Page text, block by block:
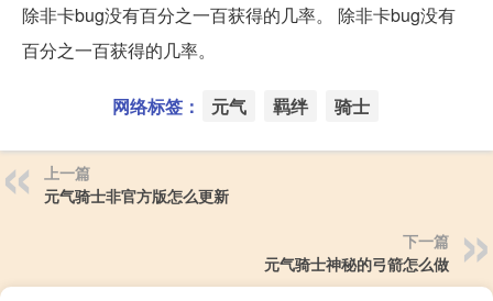
除非卡bug没有百分之一百获得的几率。 除非卡bug没有
百分之一百获得的几率。
网络标签： 元气 羁绊 骑士
上一篇
元气骑士非官方版怎么更新
下一篇
元气骑士神秘的弓箭怎么做